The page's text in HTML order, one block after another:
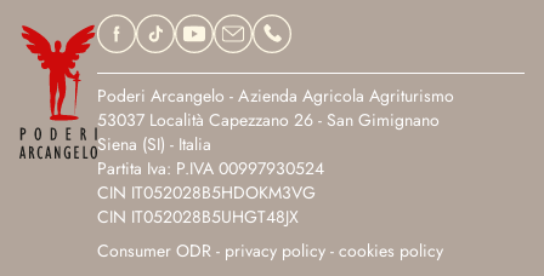
Poderi Arcangelo - Azienda Agricola Agriturismo
53037 Località Capezzano 26 - San Gimignano
Siena (SI) - Italia
Partita Iva: P.IVA 00997930524
CIN IT052028B5HDOKM3VG
CIN IT052028B5UHGT48JX
Consumer ODR - privacy policy - cookies policy